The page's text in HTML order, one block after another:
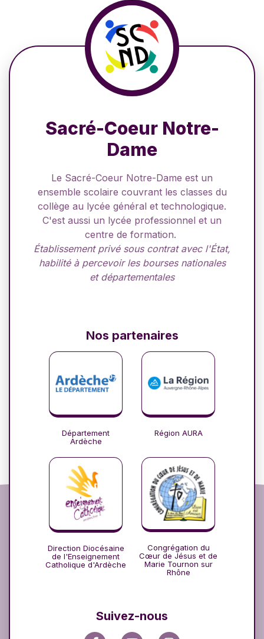
Sacré-Coeur Notre-
Dame
Le Sacré-Coeur Notre-Dame est un
ensemble scolaire couvrant les classes du
collège au lycée général et technologique.
C'est aussi un lycée professionnel et un
centre de formation.
Établissement privé sous contrat avec l'État,
habilité à percevoir les bourses nationales
et départementales
Suivez-nous
Nos partenaires
Département
Ardèche
Région AURA
Direction Diocésaine
de l'Enseignement
Catholique d'Ardèche
Congrégation du
Cœur de Jésus et de
Marie Tournon sur
Rhône